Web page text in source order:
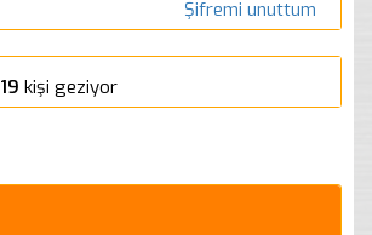
Şifremi unuttum
19 kişi geziyor